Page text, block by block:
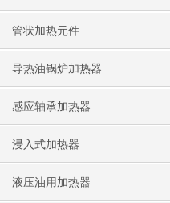
管状加热元件
导热油锅炉加热器
感应轴承加热器
浸入式加热器
液压油用加热器